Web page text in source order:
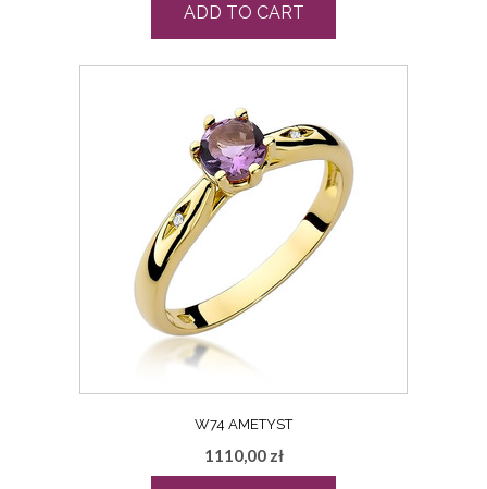
ADD TO CART
W74 AMETYST
1110,00 zł